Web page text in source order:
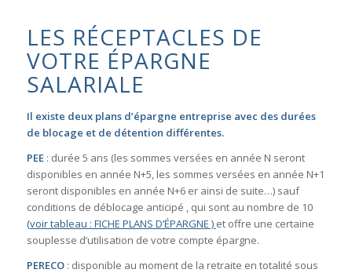
LES RÉCEPTACLES DE
VOTRE ÉPARGNE
SALARIALE
Il existe deux plans d’épargne entreprise avec des durées
de blocage et de détention différentes.
PEE: durée 5 ans (les sommes versées en année N seront
disponibles en année N+5, les sommes versées en année N+1
seront disponibles en année N+6 er ainsi de suite…) sauf
conditions de déblocage anticipé , qui sont au nombre de 10
(voir tableau : FICHE PLANS D’ÉPARGNE ) et offre une certaine
souplesse d’utilisation de votre compte épargne.
PERECO: disponible au moment de la retraite en totalité sous